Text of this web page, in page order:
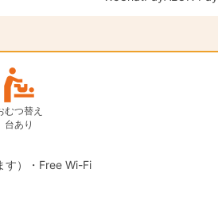
むつ替え
台あり
す）・Free Wi-Fi